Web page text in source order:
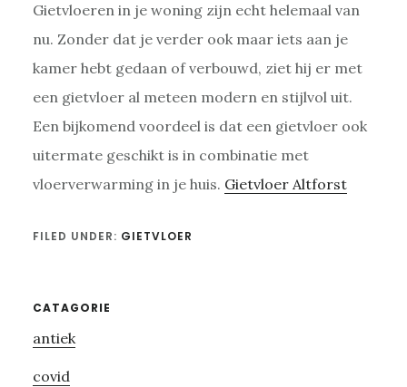
Gietvloeren in je woning zijn echt helemaal van
nu. Zonder dat je verder ook maar iets aan je
kamer hebt gedaan of verbouwd, ziet hij er met
een gietvloer al meteen modern en stijlvol uit.
Een bijkomend voordeel is dat een gietvloer ook
uitermate geschikt is in combinatie met
vloerverwarming in je huis. Gietvloer Altforst
FILED UNDER: GIETVLOER
Primary
Sidebar
CATAGORIE
antiek
covid